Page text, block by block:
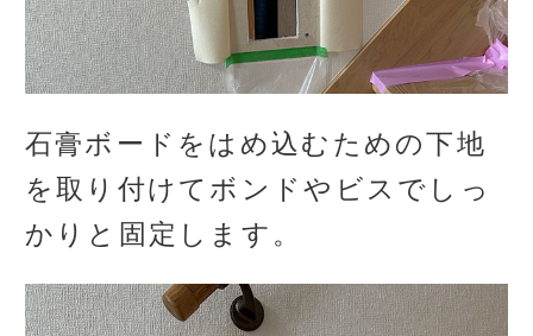
石膏ボードをはめ込むための下地
を取り付けてボンドやビスでしっ
かりと固定します。